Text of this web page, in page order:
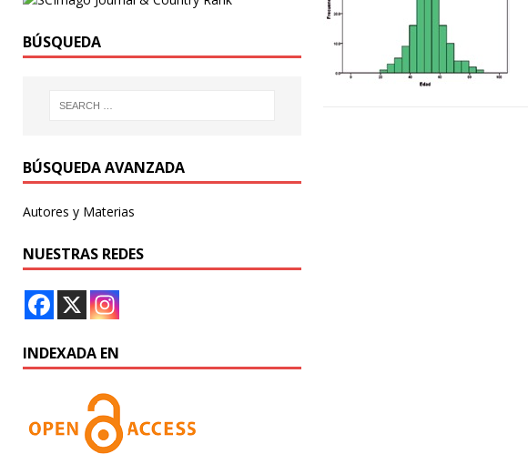
BÚSQUEDA
BÚSQUEDA AVANZADA
Autores y Materias
NUESTRAS REDES
INDEXADA EN